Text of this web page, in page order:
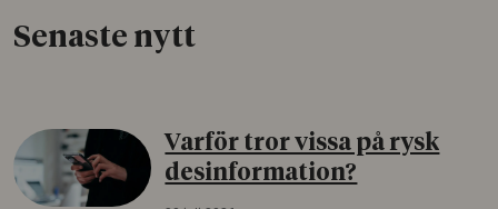
Senaste nytt
Varför tror vissa på rysk
desinformation?